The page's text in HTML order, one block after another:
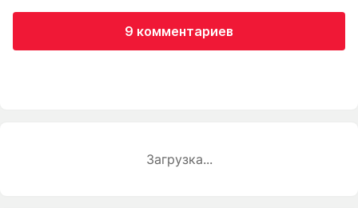
9 комментариев
Загрузка...